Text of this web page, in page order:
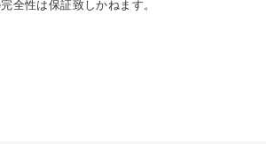
全性は保証致しかねます。